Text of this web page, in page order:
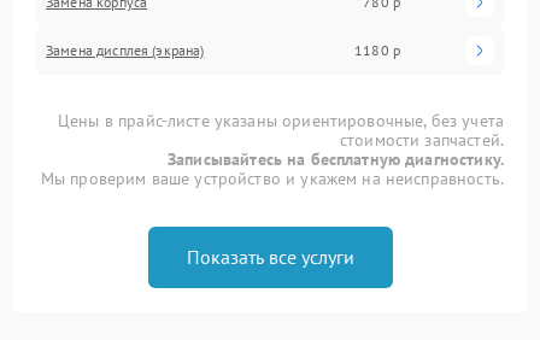
Замена дисплея (экрана) 1180 р
Цены в прайс-листе указаны ориентировочные, без учета
стоимости запчастей.
Записывайтесь на бесплатную диагностику.
Мы проверим ваше устройство и укажем на неисправность.
Показать все услуги